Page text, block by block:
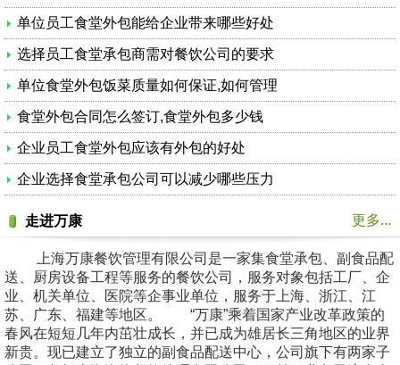
单位员工食堂外包能给企业带来哪些好处
选择员工食堂承包商需对餐饮公司的要求
单位食堂外包饭菜质量如何保证,如何管理
食堂外包合同怎么签订,食堂外包多少钱
企业员工食堂外包应该有外包的好处
企业选择食堂承包公司可以减少哪些压力
更多...
走进万康
上海万康餐饮管理有限公司是一家集食堂承包、副食品配
送、厨房设备工程等服务的餐饮公司，服务对象包括工厂、企
业、机关单位、医院等企事业单位，服务于上海、浙江、江
苏、广东、福建等地区。 “万康”乘着国家产业改革政策的
春风在短短几年内茁壮成长，并已成为雄居长三角地区的业界
新贵。现已建立了独立的副食品配送中心，公司旗下有两家子